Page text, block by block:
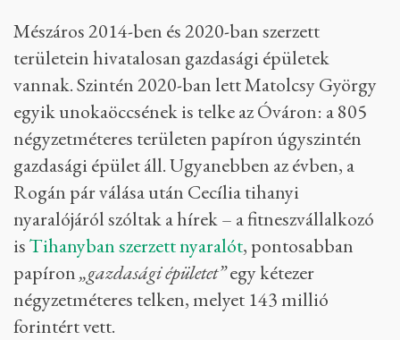
Mészáros 2014-ben és 2020-ban szerzett
területein hivatalosan gazdasági épületek
vannak. Szintén 2020-ban lett Matolcsy György
egyik unokaöccsének is telke az Óváron: a 805
négyzetméteres területen papíron úgyszintén
gazdasági épület áll. Ugyanebben az évben, a
Rogán pár válása után Cecília tihanyi
nyaralójáról szóltak a hírek – a fitneszvállalkozó
isTihanyban szerzett nyaralót, pontosabban
papíron„gazdasági épületet”egy kétezer
négyzetméteres telken, melyet 143 millió
forintért vett.